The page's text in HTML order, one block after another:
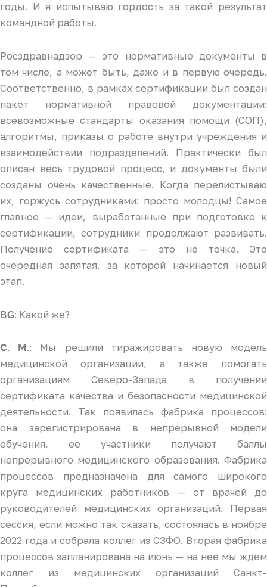
годы. И я испытываю гордость за такой результат
командной работы.
Росздравнадзор — это нормативные документы в
том числе, а может быть, даже и в первую очередь.
Соответственно, в рамках сертификации был создан
пакет нормативной правовой документации:
всевозможные стандарты оказания помощи (СОП),
алгоритмы, приказы о работе внутри учреждения и
взаимодействии подразделений. Практически был
описан весь трудовой процесс, и документы были
созданы очень качественные. Когда перелистываю
их, горжусь сотрудниками: просто молодцы! Самое
главное — идеи, выработанные при подготовке к
сертификации, сотрудники продолжают развивать.
Получение сертификата — это не точка. Это
очередная запятая, за которой начинается новый
этап.
BG: Какой же?
С. М.: Мы решили тиражировать новую модель
медицинской организации, а также помогать
организациям Северо-Запада в получении
сертификата качества и безопасности медицинской
деятельности. Так появилась фабрика процессов:
она зарегистрирована в непрерывной модели
обучения, ее участники получают баллы
непрерывного медицинского образования. Фабрика
процессов предназначена для самого широкого
круга медицинских работников — от врачей до
руководителей медицинских организаций. Первая
сессия, если можно так сказать, состоялась в ноябре
2022 года и собрала коллег из СЗФО. Вторая фабрика
процессов запланирована на июнь — на нее мы ждем
коллег из медицинских организаций Санкт-